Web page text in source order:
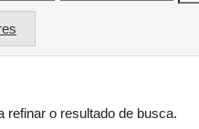
refinar o resultado de busca.